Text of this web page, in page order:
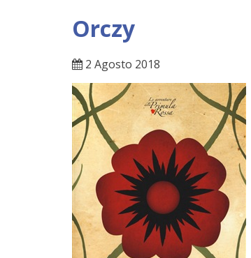
Orczy
2 Agosto 2018